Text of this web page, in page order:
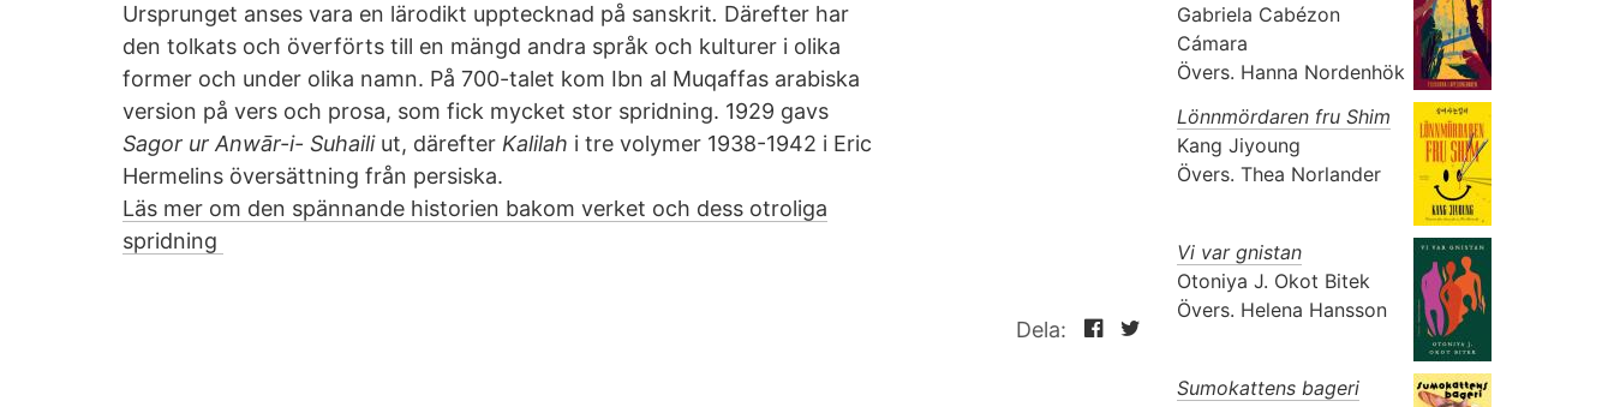
Ursprunget anses vara en lärodikt upptecknad på sanskrit. Därefter har
den tolkats och överförts till en mängd andra språk och kulturer i olika
former och under olika namn. På 700-talet kom Ibn al Muqaffas arabiska
version på vers och prosa, som fick mycket stor spridning. 1929 gavs
Sagor ur Anwār-i- Suhailiut, därefter Kalilah i tre volymer 1938-1942 i Eric
Hermelins översättning från persiska.
Läs mer om den spännande historien bakom verket och dess otroliga
spridning
Dela:
Gabriela Cabézon
Cámara
Övers. Hanna Nordenhök
Lönnmördaren fru Shim
Kang Jiyoung
Övers. Thea Norlander
Vi var gnistan
Otoniya J. Okot Bitek
Övers. Helena Hansson
Sumokattens bageri